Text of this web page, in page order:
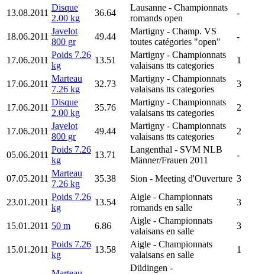
13.08.2011
Disque
2.00 kg
36.64
Lausanne - Championnats
romands open
-
18.06.2011
Javelot
800 gr
49.44
Martigny - Champ. VS
toutes catégories "open"
-
17.06.2011
Poids 7.26
kg
13.51
Martigny - Championnats
valaisans tts categories
1
17.06.2011
Marteau
7.26 kg
32.73
Martigny - Championnats
valaisans tts categories
3
17.06.2011
Disque
2.00 kg
35.76
Martigny - Championnats
valaisans tts categories
2
17.06.2011
Javelot
800 gr
49.44
Martigny - Championnats
valaisans tts categories
2
05.06.2011
Poids 7.26
kg
13.71
Langenthal - SVM NLB
Männer/Frauen 2011
-
07.05.2011
Marteau
7.26 kg
35.38 Sion - Meeting d'Ouverture 3
23.01.2011
Poids 7.26
kg
13.54
Aigle - Championnats
romands en salle
3
15.01.2011 50 m 6.86
Aigle - Championnats
valaisans en salle
3
15.01.2011
Poids 7.26
kg
13.58
Aigle - Championnats
valaisans en salle
1
Düdingen -